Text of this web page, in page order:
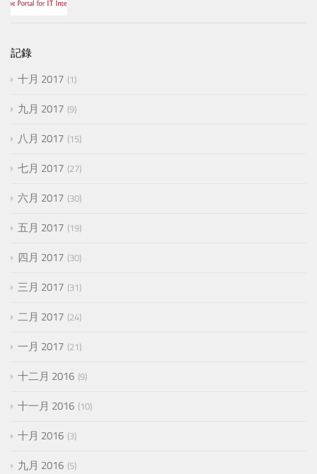
記錄
十月 2017 1
九月 2017 9
八月 2017 15
七月 2017 27
六月 2017 30
五月 2017 19
四月 2017 30
三月 2017 31
二月 2017 24
一月 2017 21
十二月 2016 9
十一月 2016 10
十月 2016 3
九月 2016 5